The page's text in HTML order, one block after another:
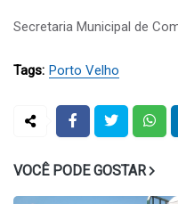
Secretaria Municipal de
Tags: Porto Velho
VOCÊ PODE GOSTAR